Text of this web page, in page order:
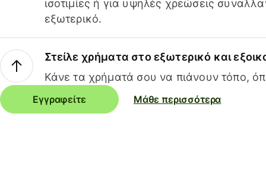
ισοτιμίες ή για υψηλές χρεώσεις
εξωτερικό.
Στείλε χρήματα στο εξωτερικό και
Κάνε τα χρήματά σου να πιάνουν τόπο,
Εγγραφείτε Μάθε περισσότερα